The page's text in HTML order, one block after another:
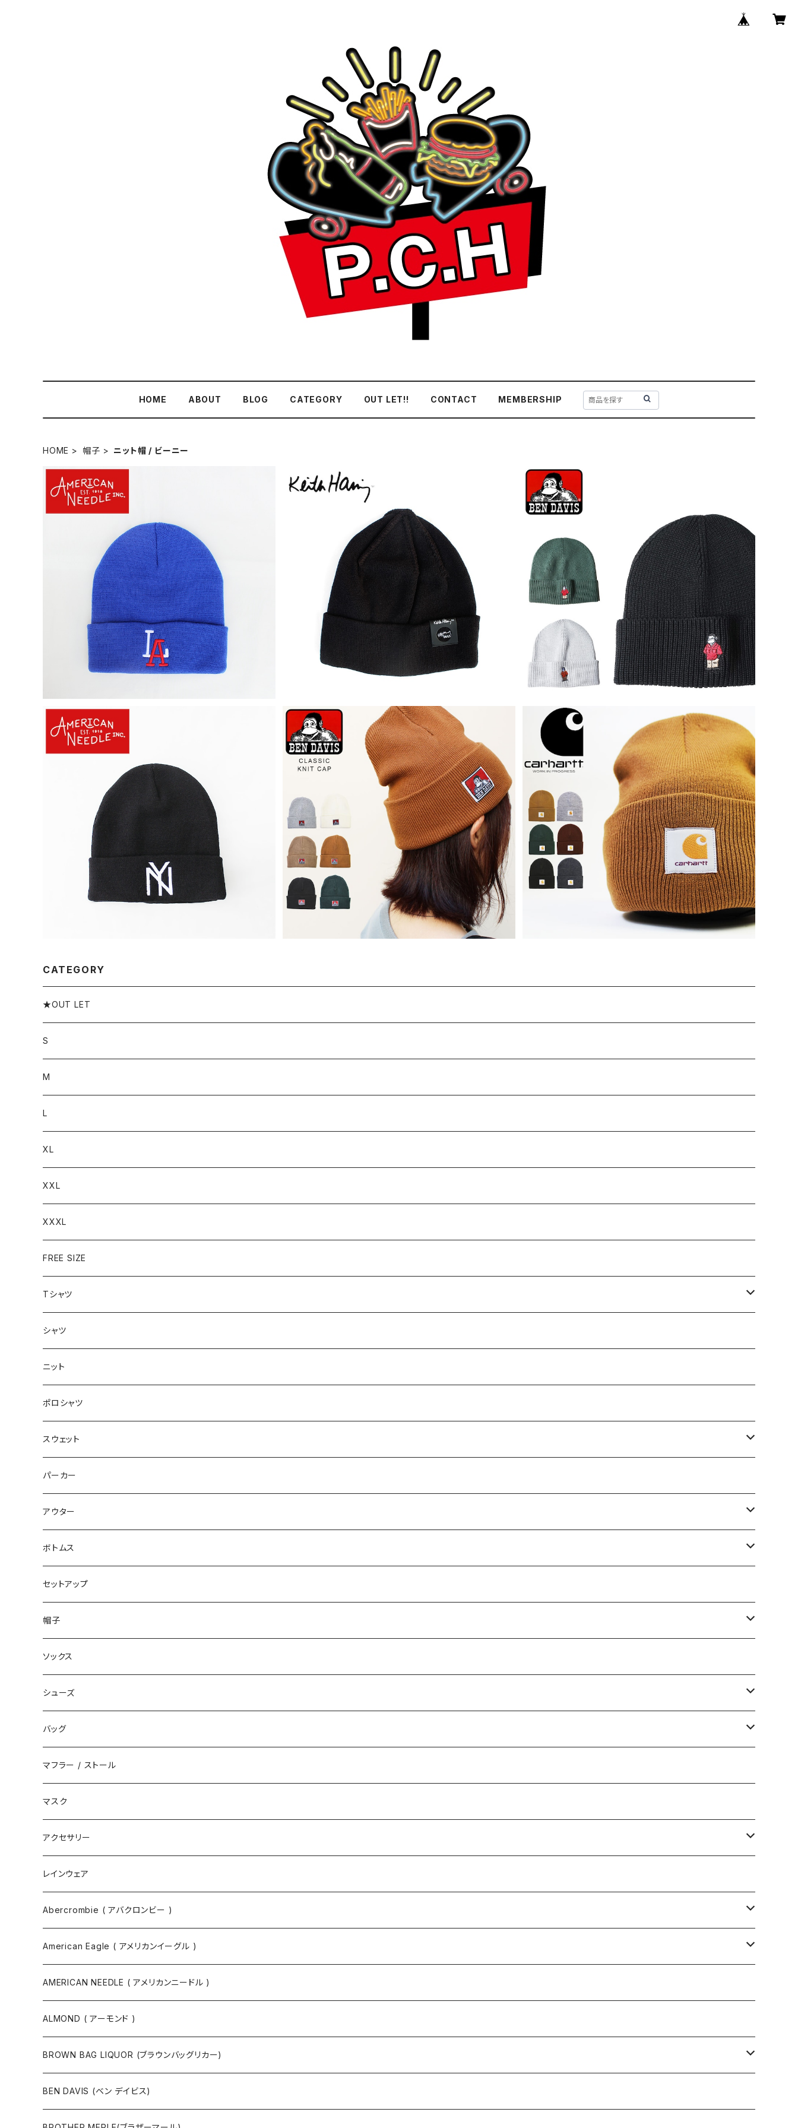
HOME ABOUT BLOG CATEGORY OUT LET!! CONTACT MEMBERSHIP
HOME 帽子 ニット帽 / ビーニー
【an-21019a-los】AMERICAN NEEDLE アメリカン
ニードル ニットキャップ ニット帽 Minor League BB
マイナーリーグベースボール MiLB 21019a-los メン
ズ レディース
¥3,850
【kh-watch】Keith Haring キースヘリング アート ネ
ーム刺繍 ニットキャップ ビーニ 帽子 ニット キャップ メ
ンズキャップ レディースキャップ おしゃれ フェス
¥1,500
SOLD OUT
【 ben-bdw9562】BEN DAVIS ベンデイビス EMBR
O KNIT CAP ニット帽 ニットキャップ アメカジ ワーク
ファッション ユニセックス メンズ 帽子 かっこいい おしゃ
れ 人気 ブランド
¥3,300
SOLD OUT
【an-21019a-nby】AMERICAN NEEDLE アメリカン
ニードル NEW YORK BLACK YANKEES cuffed kn
it アクリル ニット帽 ニットキャップ UNISEX メンズ レ
ディース キャップ
【 ben-bdw9543】BEN DAVIS ベンデイビス CLASS
IC KNIT CAP クラシックニットキャップ アメカジ ワー
ク系 ワークファッション ユニセックス
¥2,090
【 car-knitcap】Carhartt カーハート WIP ニットキ
ャップ ニット帽 メンズ かっこいい おしゃれ 人気 安い ブ
ランド ブラウン ストリート ミリタリー
¥4,950
SOLD OUT
CATEGORY
★OUT LET
S
M
L
XL
XXL
XXXL
FREE SIZE
Tシャツ
半袖
ロングTシャツ
タンクトップ
シャツ
ニット
ポロシャツ
スウェット
トップス
パンツ
パーカー
アウター
ジャケット
コート
ダウン
ベスト
ボトムス
ロングパンツ
ハーフパンツ
デニムパンツ
セットアップ
帽子
ニット帽 / ビーニー
キャップ
ハット
ソックス
シューズ
スニーカー
サンダル
ブーツ
バッグ
エコバッグ / マーケットバッグ
ショルダーバッグ
トートバッグ
ボディバッグ
バックパック
ツールバッグ
ボディバッグ・ヒップバッグ
ボストンバッグ / 旅行バッグ
ポーチ
マフラー / ストール
マスク
アクセサリー
ネックレス
指輪
バングル
サングラス
マスク
ベルト
その他
レインウェア
Abercrombie ( アバクロンビー )
スウェット
カットソー
ニット
ジャケット・ブルゾン
コート
American Eagle ( アメリカンイーグル )
ニット
スウェット
カットソー
パンツ
AMERICAN NEEDLE ( アメリカンニードル )
ALMOND ( アーモンド )
BROWN BAG LIQUOR (ブラウンバッグリカー)
半袖Tシャツ
BEN DAVIS (ベン デイビス)